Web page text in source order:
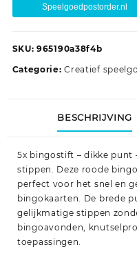
Speelgoedpostorder.nl
SKU: 965190a38f4b
Categorie:Creatief
BESCHRIJVING
5x bingostift – dikke punt
stippen. Deze roode
perfect voor het snel en
bingokaarten. De brede
gelijkmatige stippen
bingoavonden,
toepassingen.